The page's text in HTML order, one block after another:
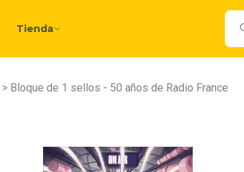
Tienda
Bloque de 1 sellos - 50 años de Radio France